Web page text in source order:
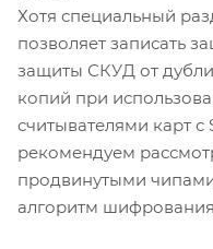
Хотя специальный
позволяет записать
защиты СКУД от
копий при
считывателями карт
рекомендуем
продвинутыми
алгоритм шифрования